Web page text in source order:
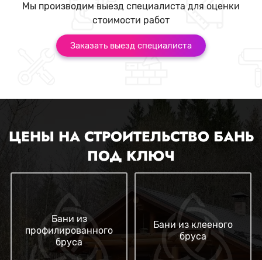
Мы производим выезд специалиста для оценки
стоимости работ
Заказать выезд специалиста
ЦЕНЫ НА СТРОИТЕЛЬСТВО БАНЬ
ПОД КЛЮЧ
Бани из
профилированного
бруса
Бани из клееного
бруса